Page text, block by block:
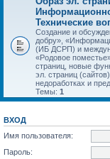
Технические
Создание и
добру»,
(ИБ ДСРП) и
«Родовое
страниц, новые
эл. страниц
недоработках и
Темы: 1
ВХОД
Имя пользователя:
Пароль: